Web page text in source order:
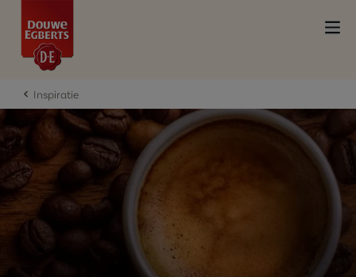
Inspiratie